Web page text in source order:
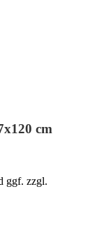
cm
ggf. zzgl.